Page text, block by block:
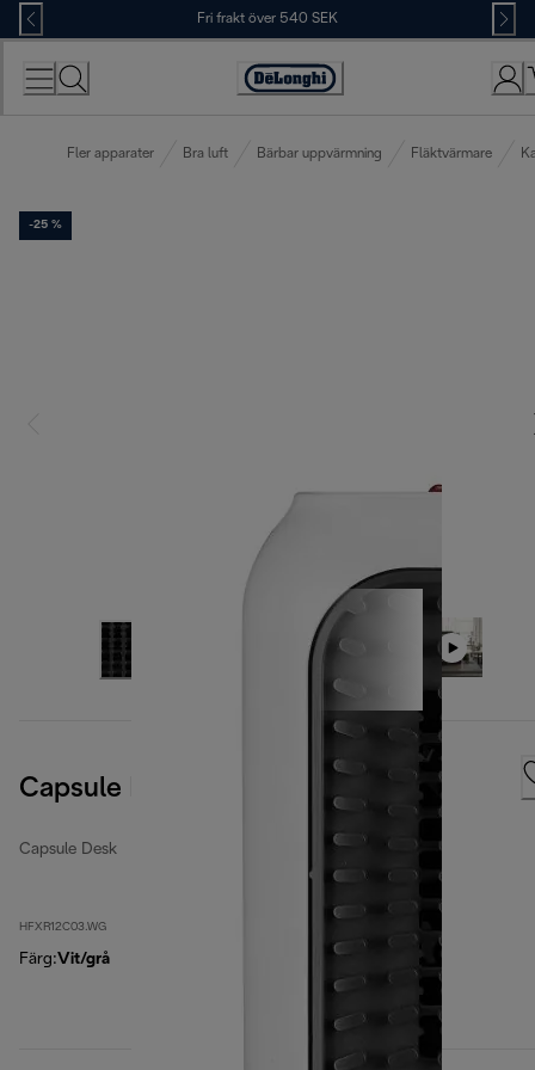
Skip
to
Content
Fri frakt över 540 SEK
Accessibility
Fler apparater Bra luft Bärbar uppvärmning Fläktvärmare
-25 %
Capsule Desk Loop
Capsule Desk
HFXR12C03.WG
Färg:Vit/grå